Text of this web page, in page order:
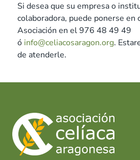
Si desea que su empresa o
colaboradora, puede ponerse en
Asociación en el 976 48 49 49
ó info@celiacosaragon.org.
de atenderle.